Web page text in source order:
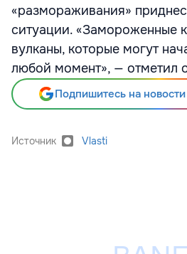
«размораживания»
ситуации. «Замороженные
вулканы, которые могут
любой момент», — отметил
Подпишитесь на
Источник Vlasti